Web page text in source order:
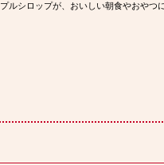
シロップが、おいしい朝食やおやつ